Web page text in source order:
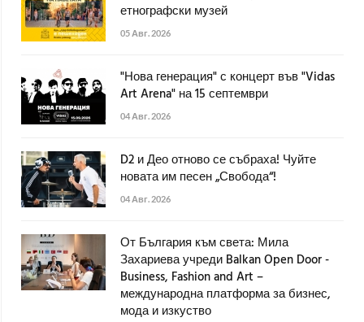
етнографски музей
05 Авг. 2026
"Нова генерация" с концерт във "Vidas
Art Arena" на 15 септември
04 Авг. 2026
D2 и Део отново се събраха! Чуйте
новата им песен „Свобода“!
04 Авг. 2026
От България към света: Мила
Захариева учреди Balkan Open Door -
Business, Fashion and Art –
международна платформа за бизнес,
мода и изкуство